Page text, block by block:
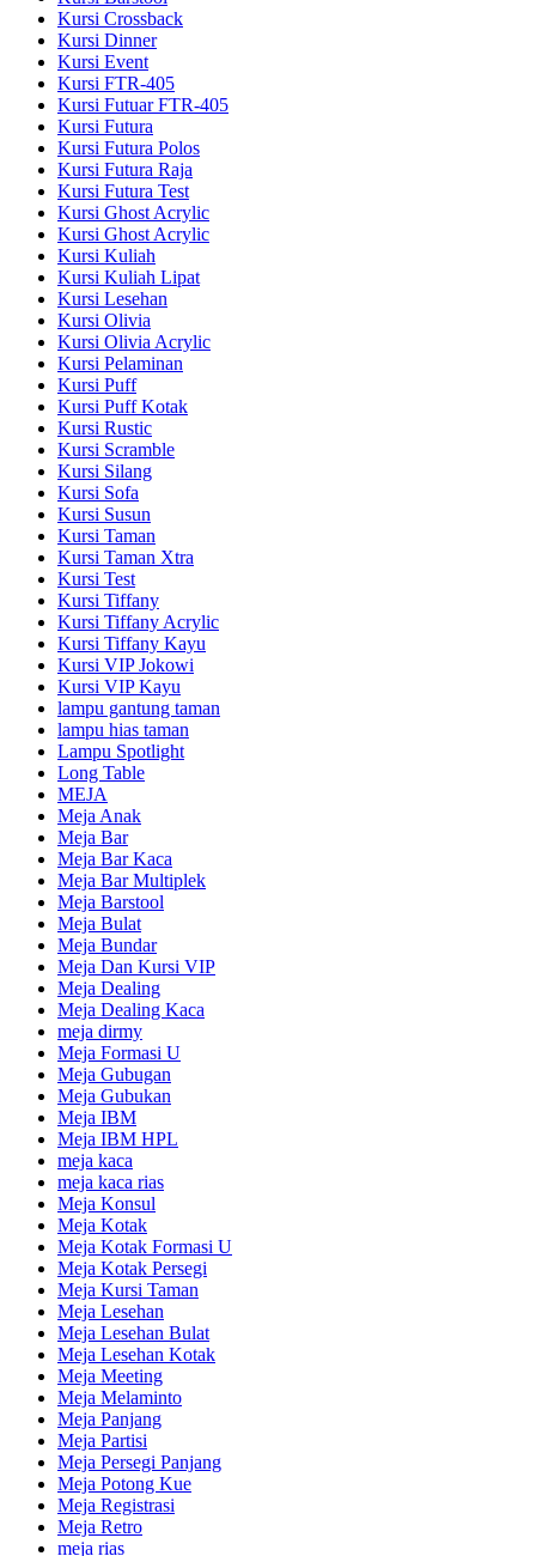
Kursi Crossback
Kursi Dinner
Kursi Event
Kursi FTR-405
Kursi Futuar FTR-405
Kursi Futura
Kursi Futura Polos
Kursi Futura Raja
Kursi Futura Test
Kursi Ghost Acrylic
Kursi Ghost Acrylic
Kursi Kuliah
Kursi Kuliah Lipat
Kursi Lesehan
Kursi Olivia
Kursi Olivia Acrylic
Kursi Pelaminan
Kursi Puff
Kursi Puff Kotak
Kursi Rustic
Kursi Scramble
Kursi Silang
Kursi Sofa
Kursi Susun
Kursi Taman
Kursi Taman Xtra
Kursi Test
Kursi Tiffany
Kursi Tiffany Acrylic
Kursi Tiffany Kayu
Kursi VIP Jokowi
Kursi VIP Kayu
lampu gantung taman
lampu hias taman
Lampu Spotlight
Long Table
MEJA
Meja Anak
Meja Bar
Meja Bar Kaca
Meja Bar Multiplek
Meja Barstool
Meja Bulat
Meja Bundar
Meja Dan Kursi VIP
Meja Dealing
Meja Dealing Kaca
meja dirmy
Meja Formasi U
Meja Gubugan
Meja Gubukan
Meja IBM
Meja IBM HPL
meja kaca
meja kaca rias
Meja Konsul
Meja Kotak
Meja Kotak Formasi U
Meja Kotak Persegi
Meja Kursi Taman
Meja Lesehan
Meja Lesehan Bulat
Meja Lesehan Kotak
Meja Meeting
Meja Melaminto
Meja Panjang
Meja Partisi
Meja Persegi Panjang
Meja Potong Kue
Meja Registrasi
Meja Retro
meja rias